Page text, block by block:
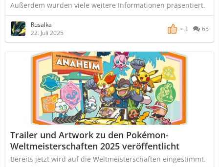
Außerdem wurden viele weitere Informationen präsentiert.
Rusalka
22. Juli 2025
3 65
Trailer und Artwork zu den Pokémon-
Weltmeisterschaften 2025 veröffentlicht
Bereits jetzt wird auf die Weltmeisterschaften eingestimmt.